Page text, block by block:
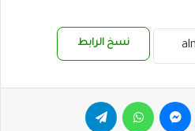
نسخ الرابط
ماسنجر واتساب